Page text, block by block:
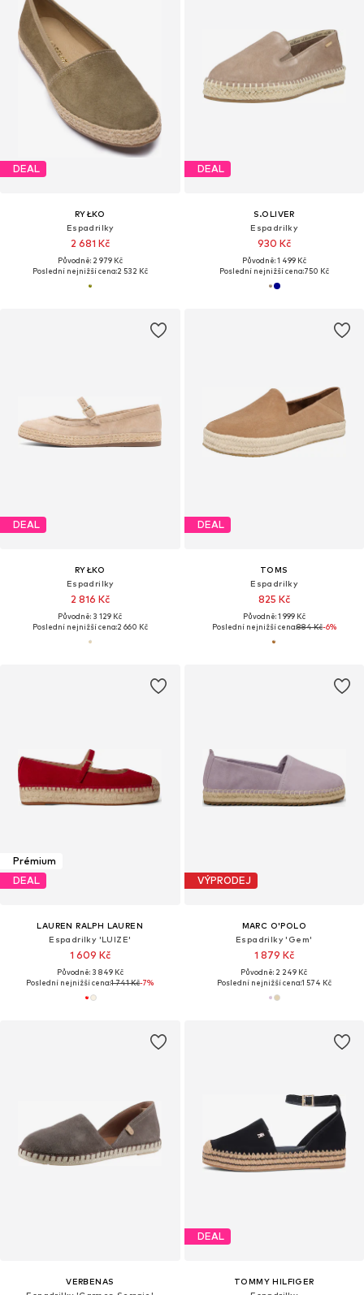
DEAL
RYŁKO
Espadrilky
2 681 Kč
Původně: 2 979 Kč
Poslední nejnižší cena:2 532 Kč
DEAL
S.OLIVER
Espadrilky
930 Kč
Původně: 1 499 Kč
Poslední nejnižší cena:750 Kč
DEAL
RYŁKO
Espadrilky
2 816 Kč
Původně: 3 129 Kč
Poslední nejnižší cena:2 660 Kč
DEAL
TOMS
Espadrilky
825 Kč
Původně: 1 999 Kč
Poslední nejnižší cena:884 Kč-6%
Prémium
DEAL
LAUREN RALPH LAUREN
Espadrilky 'LUIZE'
1 609 Kč
Původně: 3 849 Kč
Poslední nejnižší cena:1 741 Kč-7%
VÝPRODEJ
MARC O'POLO
Espadrilky 'Gem'
1 879 Kč
Původně: 2 249 Kč
Poslední nejnižší cena:1 574 Kč
VERBENAS
DEAL
TOMMY HILFIGER